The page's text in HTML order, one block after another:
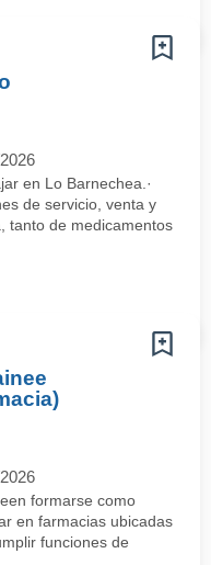
en Lo Barnechea.·
de servicio, venta y
tanto de medicamentos
formarse como
en farmacias ubicadas
funciones de